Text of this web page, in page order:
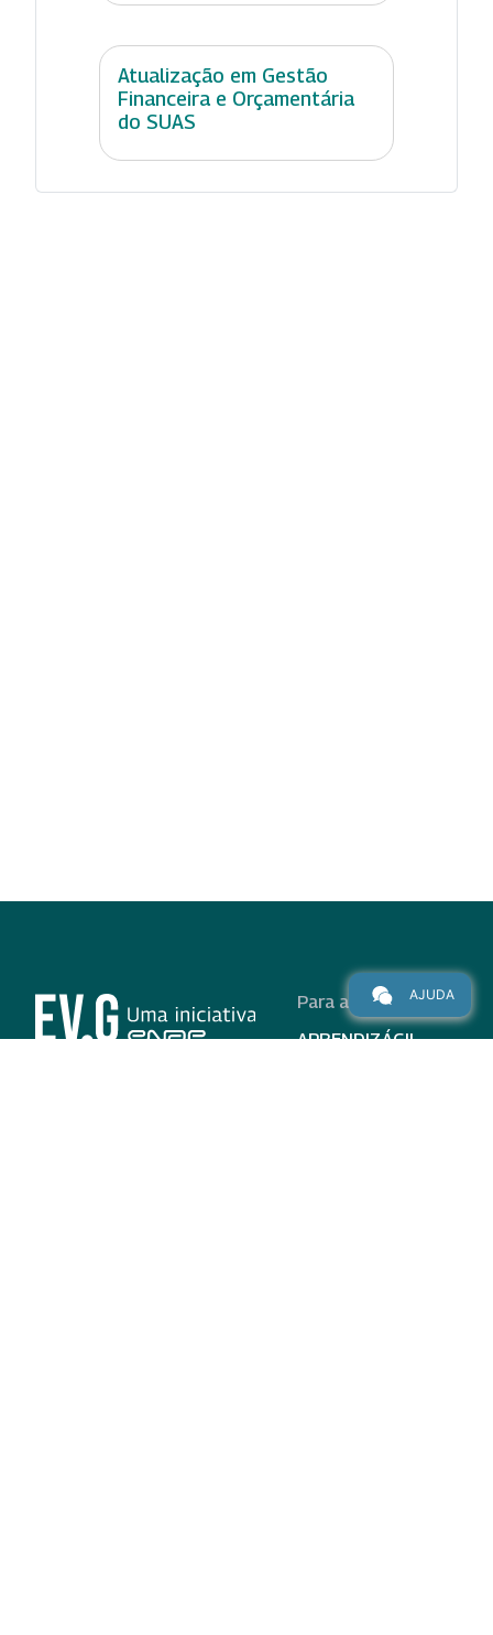
Atualização em Gestão
Financeira e Orçamentária
do SUAS
Para alunos
APRENDIZÁGIL
AJUDA